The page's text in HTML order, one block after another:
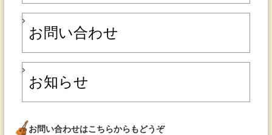
お問い合わせ
お知らせ
お問い合わせはこちらからもどうぞ